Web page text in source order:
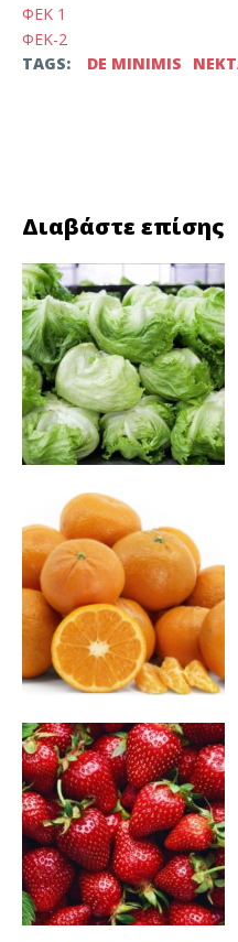
ΦΕΚ 1
ΦΕΚ-2
TAGS:
DE MINIMIS
Διαβάστε επίσης